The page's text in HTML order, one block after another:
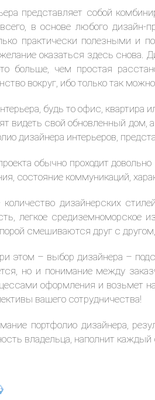
представляет собой
в основе любого дизайн-
практически полезными и
оказаться здесь снова.
больше, чем простая
вокруг, ибо только так
будь то офис,
видеть свой обновленный
дизайнера интерьеров,
обычно проходит
состояние коммуникаций,
дизайнерских
легкое средиземноморское
смешиваются друг с
этом – выбор дизайнера –
но и понимание между
оформления и возьмет
вашего сотрудничества!
портфолио дизайнера,
владельца, наполнит